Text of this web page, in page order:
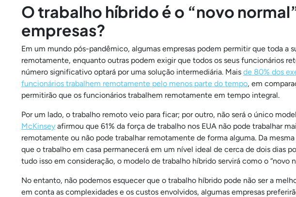
O trabalho híbrido é o “novo
empresas?
Em um mundo pós-pandêmico, algumas empresas podem permitir que toda a
remotamente, enquanto outras podem exigir que todos os seus funcionários
número significativo optará por uma solução intermediária. Mais de 80% dos
funcionários trabalhem remotamente pelo menos parte do tempo, em
permitirão que os funcionários trabalhem remotamente em tempo integral.
Por um lado, o trabalho remoto veio para ficar; por outro, não será o único
McKinsey afirmou que 61% da força de trabalho nos EUA não pode trabalhar
remotamente ou não pode trabalhar remotamente de forma alguma. Da
que o trabalho em casa permanecerá em um nível ideal de cerca de dois dias
tudo isso em consideração, o modelo de trabalho híbrido servirá como o “novo
No entanto, não podemos esquecer que o trabalho híbrido pode não ser a
em conta as complexidades e os custos envolvidos, algumas empresas